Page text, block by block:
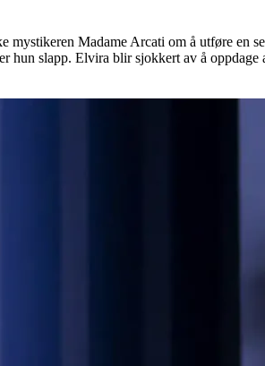
Madame Arcati om å utføre en
hun slapp. Elvira blir sjokkert av å